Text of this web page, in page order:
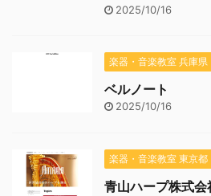
2025/10/16
楽器・音楽教室 兵庫県
ベルノート
2025/10/16
楽器・音楽教室 東京都
青山ハープ株式